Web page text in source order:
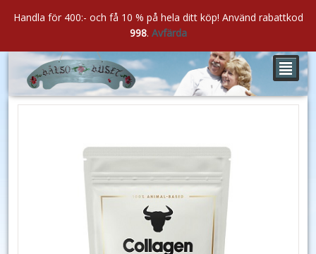
²
Handla för 400:- och få 10 % på hela ditt köp! Använd rabattkod
998. Avfärda